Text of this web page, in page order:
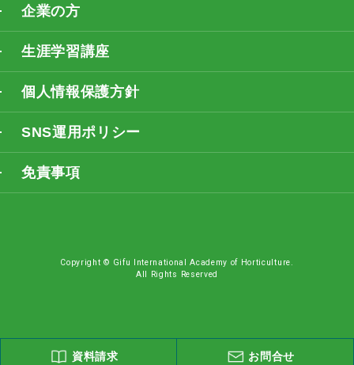
企業の方
生涯学習講座
個人情報保護方針
SNS運用ポリシー
免責事項
Copyright © Gifu International Academy of Horticulture.
All Rights Reserved
資料請求 お問合せ